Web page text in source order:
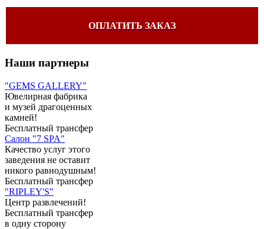
ОПЛАТИТЬ ЗАКАЗ
Наши партнеры
"GEMS GALLERY"
Ювелирная фабрика
и музей драгоценных
камней!
Бесплатный трансфер
Салон "7 SPA"
Качество услуг этого
заведения не оставит
никого равнодушным!
Бесплатный трансфер
"RIPLEY'S"
Центр развлечений!
Бесплатный трансфер
в одну сторону